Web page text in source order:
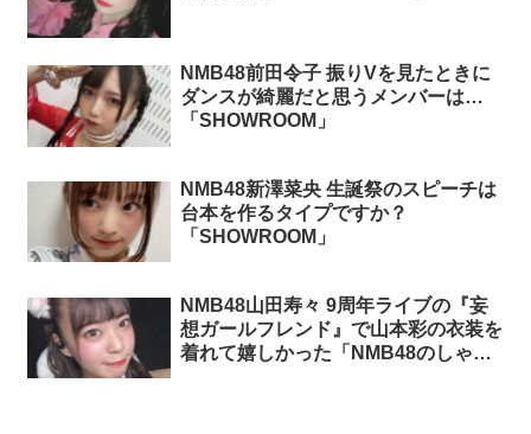
NMB48前田令子 振りVを見たときに
ダンスが綺麗だと思うメンバーは…
「SHOWROOM」
NMB48新澤菜央 生誕祭のスピーチは
台本を作るタイプですか？
「SHOWROOM」
NMB48山田寿々 9周年ライブの『妄
想ガールフレンド』で山本彩の衣装を
着れて嬉しかった「NMB48のしゃべ